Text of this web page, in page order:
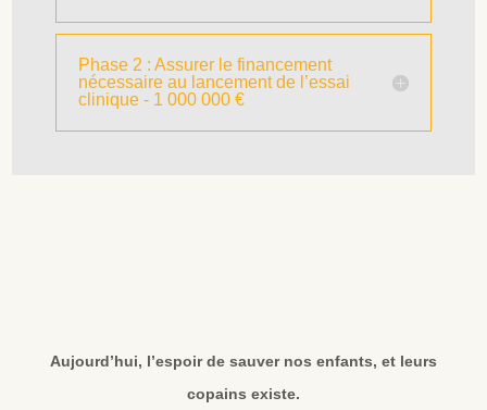
Phase 2 : Assurer le financement
nécessaire au lancement de l’essai
clinique - 1 000 000 €
Aujourd’hui, l’espoir de sauver nos enfants, et leurs
copains existe.